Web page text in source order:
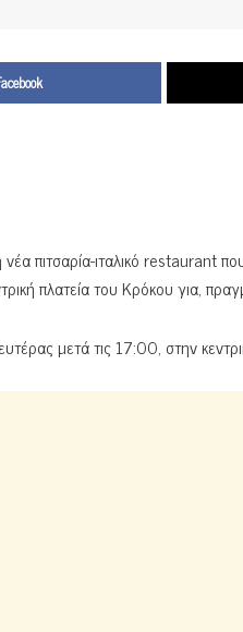
πιτσαρία-ιταλικό restaurant
πλατεία του Κρόκου για,
μετά τις 17:00, στην